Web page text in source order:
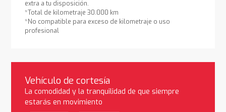
extra a tu disposición.
*Total de kilometraje 30.000 km
*No compatible para exceso de kilometraje o uso
profesional
Vehículo de cortesía
La comodidad y la tranquilidad de que siempre
estarás en movimiento